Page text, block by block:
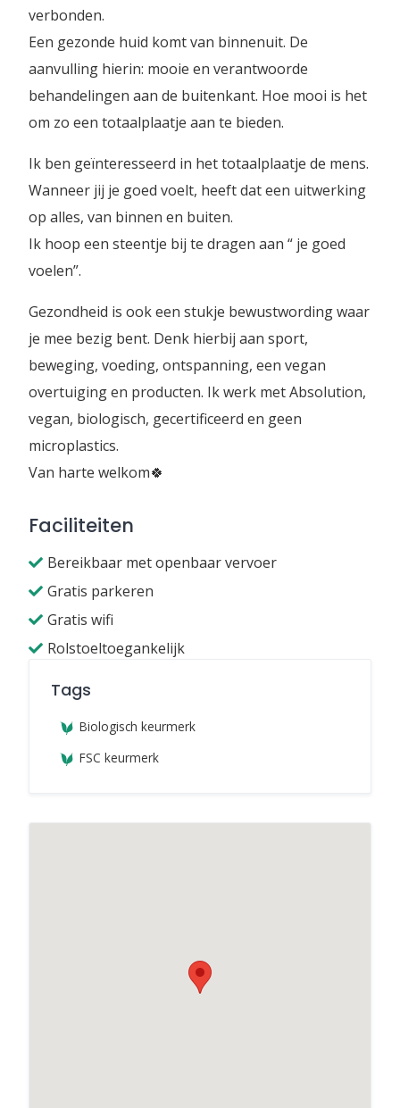
verbonden.
Een gezonde huid komt van binnenuit. De
aanvulling hierin: mooie en verantwoorde
behandelingen aan de buitenkant. Hoe mooi is het
om zo een totaalplaatje aan te bieden.
Ik ben geïnteresseerd in het totaalplaatje de mens.
Wanneer jij je goed voelt, heeft dat een uitwerking
op alles, van binnen en buiten.
Ik hoop een steentje bij te dragen aan “ je goed
voelen”.
Gezondheid is ook een stukje bewustwording waar
je mee bezig bent. Denk hierbij aan sport,
beweging, voeding, ontspanning, een vegan
overtuiging en producten. Ik werk met Absolution,
vegan, biologisch, gecertificeerd en geen
microplastics.
Van harte welkom🍀
Faciliteiten
Bereikbaar met openbaar vervoer
Gratis parkeren
Gratis wifi
Rolstoeltoegankelijk
Tags
Biologisch keurmerk
FSC keurmerk